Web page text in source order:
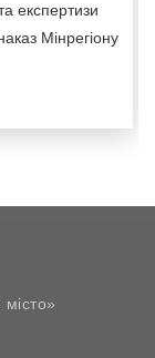
експертизи
Мінрегіону